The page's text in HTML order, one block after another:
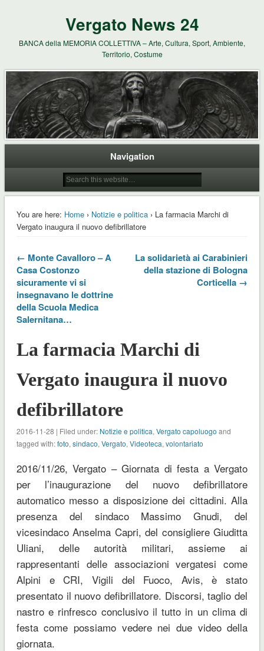
Vergato News 24
BANCA della MEMORIA COLLETTIVA – Arte, Cultura, Sport, Ambiente,
Territorio, Costume
Navigation
You are here: Home› Notizie e politica› La farmacia Marchi di
Vergato inaugura il nuovo defibrillatore
← Monte Cavalloro – A
Casa Costonzo
sicuramente vi si
insegnavano le dottrine
della Scuola Medica
Salernitana…
La solidarietà ai Carabinieri
della stazione di Bologna
Corticella →
La farmacia Marchi di
Vergato inaugura il nuovo
defibrillatore
2016-11-28 | Filed under: Notizie e politica, Vergato capoluogo and
tagged with:foto, sindaco, Vergato, Videoteca, volontariato
2016/11/26, Vergato – Giornata di festa a Vergato
per l’inaugurazione del nuovo defibrillatore
automatico messo a disposizione dei cittadini. Alla
presenza del sindaco Massimo Gnudi, del
vicesindaco Anselma Capri, del consigliere Giuditta
Uliani, delle autorità militari, assieme ai
rappresentanti delle associazioni vergatesi come
Alpini e CRI, Vigili del Fuoco, Avis, è stato
presentato il nuovo defibrillatore. Discorsi, taglio del
nastro e rinfresco conclusivo il tutto in un clima di
festa come possiamo vedere nei due video della
giornata.